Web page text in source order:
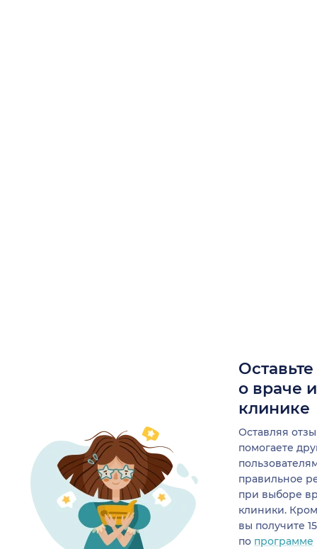
о враче
клинике
Оставляя
помогаете
правильное
при выборе
клиники.
вы получите
по программе